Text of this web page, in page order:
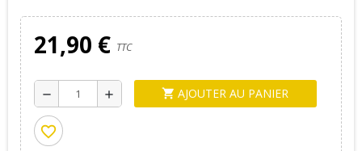
21,90 € TTC
remove add shopping_cart AJOUTER AU PANIER
favorite_border